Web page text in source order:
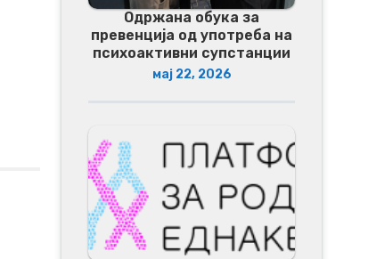
Одржана обука за
превенција од употреба на
психоактивни супстанции
мај 22, 2026